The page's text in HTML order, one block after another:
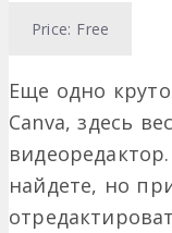
Price: Free
Еще одно
Canva, здесь
найдете, но